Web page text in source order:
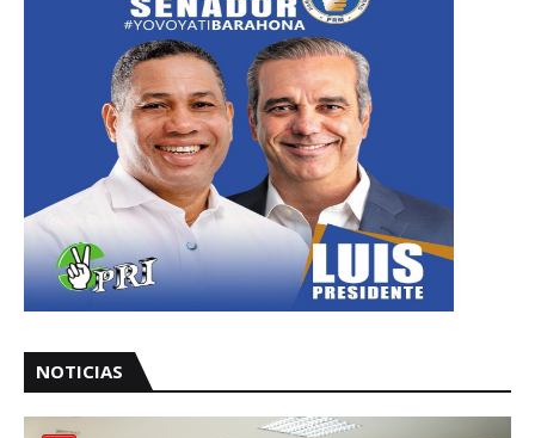
NOTICIAS